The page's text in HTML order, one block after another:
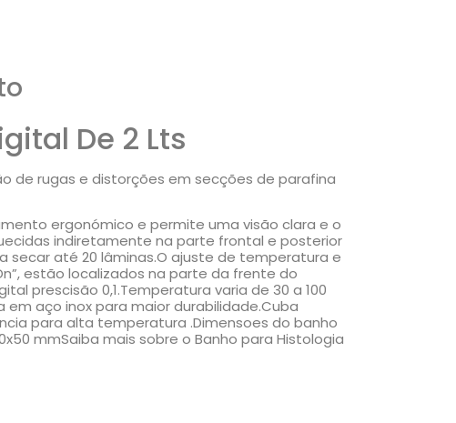
De 2 Lts
de rugas e distorções em secções de parafina
ergonómico e permite uma visão clara e o
indiretamente na parte frontal e posterior
até 20 lâminas.O ajuste de temperatura e
estão localizados na parte da frente do
prescisão 0,1.Temperatura varia de 30 a 100
aço inox para maior durabilidade.Cuba
para alta temperatura .Dimensoes do banho
mmSaiba mais sobre o Banho para Histologia